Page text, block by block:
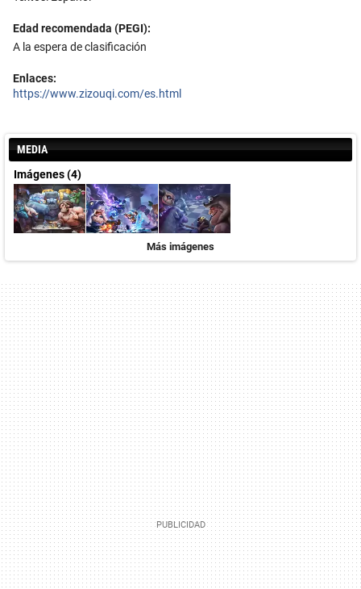
Edad recomendada (PEGI):
A la espera de clasificación
Enlaces:
https://www.zizouqi.com/es.html
MEDIA
Imágenes (4)
Más imágenes